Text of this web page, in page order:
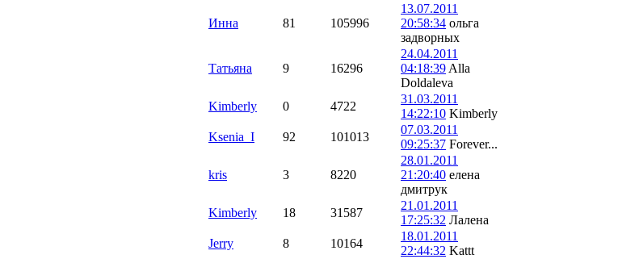
Инна 81 105996
13.07.2011
20:58:34 ольга
задворных
Tатьяна 9 16296
24.04.2011
04:18:39 Alla
Doldaleva
Kimberly 0 4722
31.03.2011
14:22:10 Kimberly
Ksenia_I 92 101013
07.03.2011
09:25:37 Forever...
kris 3 8220
28.01.2011
21:20:40 елена
дмитрук
Kimberly 18 31587
21.01.2011
17:25:32 Лалена
Jerry 8 10164
18.01.2011
22:44:32 Kattt